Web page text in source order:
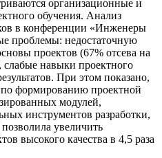
организационные и
обучения. Анализ
в конференции «Инженеры
проблемы: недостаточную
проектов (67% отсева на
слабые навыки проектного
При этом показано,
по формированию проектной
модулей,
инструментов разработки,
увеличить
высокого качества в 4,5 раза